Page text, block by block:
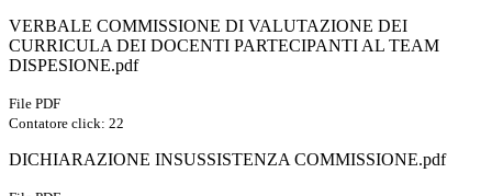
VERBALE COMMISSIONE DI VALUTAZIONE DEI
CURRICULA DEI DOCENTI PARTECIPANTI AL TEAM
DISPESIONE.pdf
File PDF
Contatore click: 22
DICHIARAZIONE INSUSSISTENZA COMMISSIONE.pdf